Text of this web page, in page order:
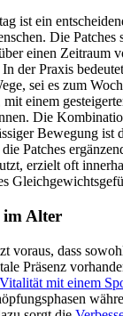
ist ein
Die Patches
einen Zeitraum
der Praxis
sei es zum
mit einem
Die
Bewegung ist
Patches
erzielt oft
im Alter
voraus, dass
Präsenz
mit einem